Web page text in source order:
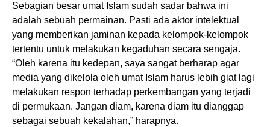
Sebagian besar umat Islam sudah sadar bahwa ini
adalah sebuah permainan. Pasti ada aktor intelektual
yang memberikan jaminan kepada kelompok-kelompok
tertentu untuk melakukan kegaduhan secara sengaja.
“Oleh karena itu kedepan, saya sangat berharap agar
media yang dikelola oleh umat Islam harus lebih giat lagi
melakukan respon terhadap perkembangan yang terjadi
di permukaan. Jangan diam, karena diam itu dianggap
sebagai sebuah kekalahan,” harapnya.